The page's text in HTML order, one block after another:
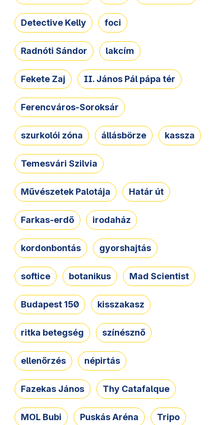
Detective Kelly foci
Radnóti Sándor lakcím
Fekete Zaj II. János Pál pápa tér
Ferencváros-Soroksár
szurkolói zóna állásbörze kassza
Temesvári Szilvia
Művészetek Palotája Határ út
Farkas-erdő irodaház
kordonbontás gyorshajtás
softice botanikus Mad Scientist
Budapest 150 kisszakasz
ritka betegség színésznő
ellenőrzés népirtás
Fazekas János Thy Catafalque
MOL Bubi Puskás Aréna Tripo